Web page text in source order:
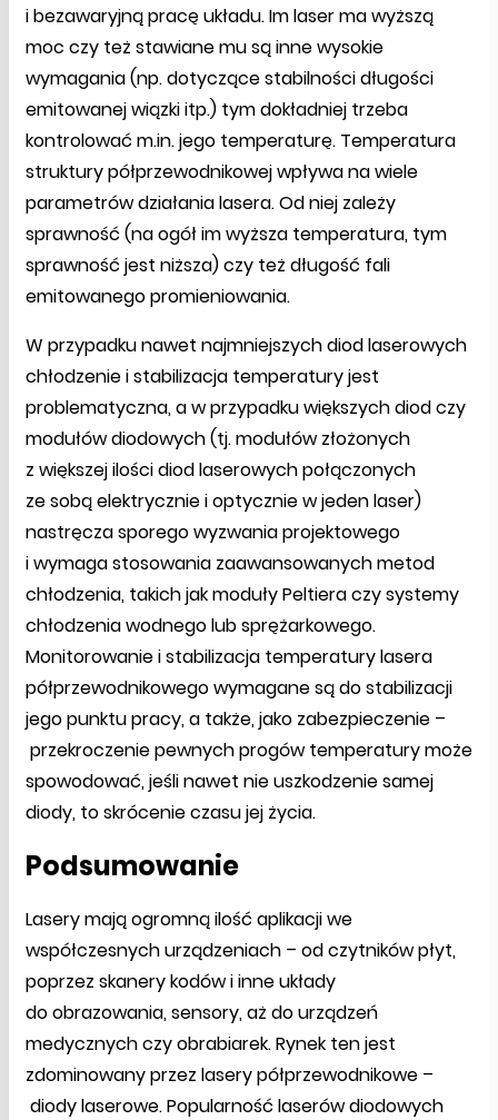
i bezawaryjną pracę układu. Im laser ma wyższą
moc czy też stawiane mu są inne wysokie
wymagania (np. dotyczące stabilności długości
emitowanej wiązki itp.) tym dokładniej trzeba
kontrolować m.in. jego temperaturę. Temperatura
struktury półprzewodnikowej wpływa na wiele
parametrów działania lasera. Od niej zależy
sprawność (na ogół im wyższa temperatura, tym
sprawność jest niższa) czy też długość fali
emitowanego promieniowania.
W przypadku nawet najmniejszych diod laserowych
chłodzenie i stabilizacja temperatury jest
problematyczna, a w przypadku większych diod czy
modułów diodowych (tj. modułów złożonych
z większej ilości diod laserowych połączonych
ze sobą elektrycznie i optycznie w jeden laser)
nastręcza sporego wyzwania projektowego
i wymaga stosowania zaawansowanych metod
chłodzenia, takich jak moduły Peltiera czy systemy
chłodzenia wodnego lub sprężarkowego.
Monitorowanie i stabilizacja temperatury lasera
półprzewodnikowego wymagane są do stabilizacji
jego punktu pracy, a także, jako zabezpieczenie –
przekroczenie pewnych progów temperatury może
spowodować, jeśli nawet nie uszkodzenie samej
diody, to skrócenie czasu jej życia.
Podsumowanie
Lasery mają ogromną ilość aplikacji we
współczesnych urządzeniach – od czytników płyt,
poprzez skanery kodów i inne układy
do obrazowania, sensory, aż do urządzeń
medycznych czy obrabiarek. Rynek ten jest
zdominowany przez lasery półprzewodnikowe –
diody laserowe. Popularność laserów diodowych